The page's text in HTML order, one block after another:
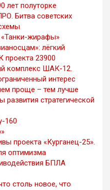
лет полуторке
Битва советских
жирафы»
лёгкий
проекта 23900
комплекс ШАК-12.
интерес
проще – тем лучше
стратегической
160
проекта «Курганец-25».
оптимизма
БПЛА
столь новое, что